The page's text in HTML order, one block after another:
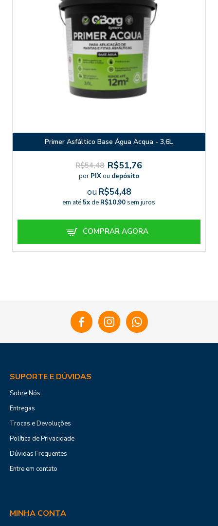
Primer Asfáltico Base Água Acqua - 3,6L
R$54,48 R$51,76
por PIXou depósito
ou R$54,48
em até 5xde R$10,90 sem juros
COMPRAR AGORA
SUPORTE E DÚVIDAS
Sobre Nós
Entregas
Trocas e Devoluções
Política de Privacidade
Dúvidas Frequentes
Entre em contato
MINHA CONTA